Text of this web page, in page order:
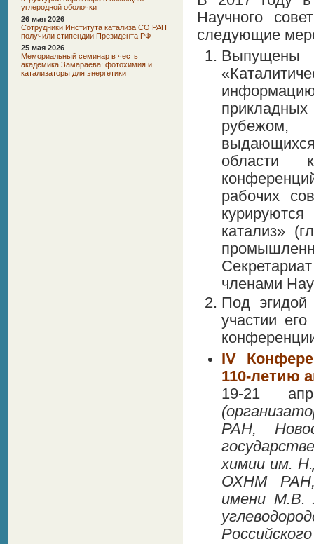
углеродной оболочки
26 мая 2026
Сотрудники Института катализа СО РАН
получили стипендии Президента РФ
25 мая 2026
Мемориальный семинар в честь
академика Замараева: фотохимия и
катализаторы для энергетики
Научного
следующие
прикладных
рубежом,
выдающихся
области
рабочих
катализ»
членами
Под эгидой
участии
IV
110-летию
19-21
РАН,
химии им.
ОХНМ РАН,
имени М.В.